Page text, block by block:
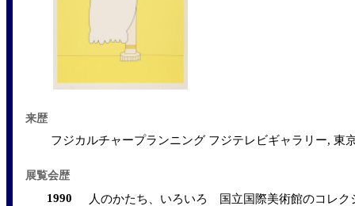
来歴
フジカルチャープランニング フジテレビギャラリー, 東
展覧会歴
1990
人のかたち、いろいろ 国立国際美術館のコレク